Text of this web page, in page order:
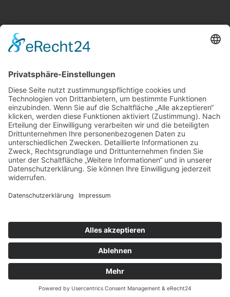
Weitere Informationen
Kontakt
Newsletter
FAQ
Schlagworte
Datenschutz
Impressum
Copyright © 2022–2026 Paddeln macht
Spass by 2increase. Alle Rechte
vorbehalten.